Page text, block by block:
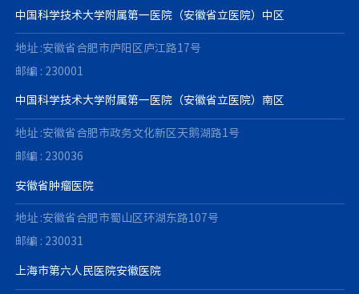
中国科学技术大学附属第一医院（安徽省立医院）中区
地址 :安徽省合肥市庐阳区庐江路17号
邮编 : 230001
中国科学技术大学附属第一医院（安徽省立医院）南区
地址 :安徽省合肥市政务文化新区天鹅湖路1号
邮编 : 230036
安徽省肿瘤医院
地址 :安徽省合肥市蜀山区环湖东路107号
邮编 : 230031
上海市第六人民医院安徽医院